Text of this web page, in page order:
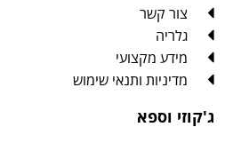
צור קשר
גלריה
מידע מקצועי
מדיניות ותנאי שימוש
ג'קוזי וספא